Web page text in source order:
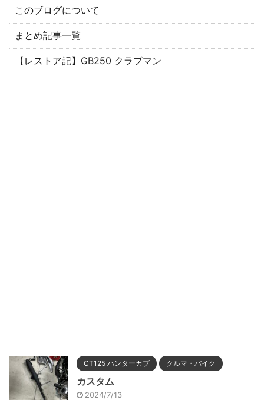
このブログについて
まとめ記事一覧
【レストア記】GB250 クラブマン
CT125 ハンターカブ クルマ・バイク
カスタム
2024/7/13